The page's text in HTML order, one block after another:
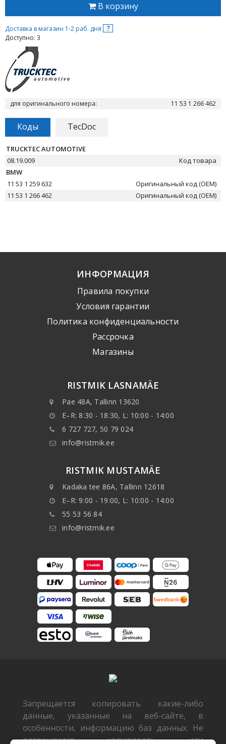
В корзину
Доставка в магазин 1-2 раб. дня ?
Доступно: 3
для оригинального номера: 11 53 1 266 462
Коды TecDoc
TRUCKTEC AUTOMOTIVE
08.19.009
Код товара
BMW
11 53 1 259 632
Оригинальный код (OEM)
11 53 1 266 462
Оригинальный код (OEM)
ИНФОРМАЦИЯ
Правила покупки
Условия гарантии
Политика конфиденциальности
Рассрочка
Mагазины
RISTMIK LASNAMÄE
Pae 48A, Tallinn 13620
E–R: 8:30 - 18:30, L: 10:00 - 14:00
6 727 727, 50 79 024
info@ristmik.ee
RISTMIK MUSTAMÄE
Kadaka tee 86A, Tallinn 12618
E–R: 9:00 - 19:00, L: 10:00 - 14:00
55 53 56 84
info@ristmik.ee
Запрещается копировать какие-либо
данные, указанные на веб-сайте, в
особенности, информацию баз данных. Не
разрешается копировать или